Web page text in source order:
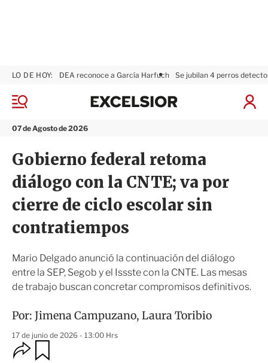
M
n
07 de Agosto de 2026
LO DE HOY: DEA reconoce a García Harfuch Se jubilan 4 perros
I
x
i
Gobierno federal retoma
diálogo con la CNTE; va por
cierre de ciclo escolar sin
contratiempos
Mario Delgado anunció la continuación del diálogo
entre la SEP, Segob y el Issste con la CNTE. Las mesas
de trabajo buscan concretar compromisos definitivos.
Por: Jimena Campuzano, Laura Toribio
17 de junio de 2026 - 13:00 Hrs
O
p